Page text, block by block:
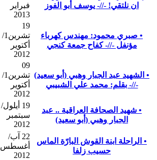
ان نلتقي! -//- يوسف أبو الفوز
فبراير
2013
• صبري محمود: مهندس كهرباء
مؤنفل -//- كفاح جمعة كنجي
19
تشرين1/
أكتوير
2012
• الشهيد عبد الجبار وهبي (أبو سعيد)
-//- بقلم: محمد علي الشبيبي
09
تشرين1/
أكتوير
2012
• شهيد الصحافة العراقية .. عبد
الجبار وهبي (أبو سعيد)
19 أيلول/
سبتمبر
2012
• الراحلة ابنة القوش البارّة الماس
حسيب زلفا
22 آب/
أغسطس
2012